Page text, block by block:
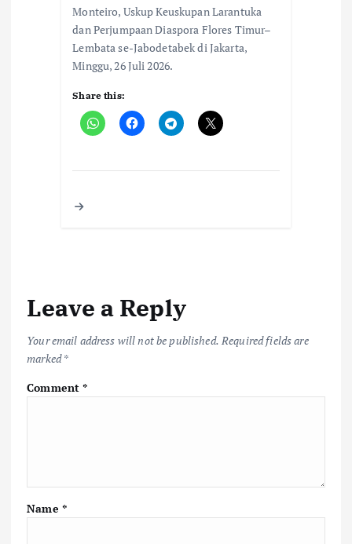
Monteiro, Uskup Keuskupan Larantuka
dan Perjumpaan Diaspora Flores Timur–
Lembata se-Jabodetabek di Jakarta,
Minggu, 26 Juli 2026.
Share this:
Leave a Reply
Your email address will not be published. Required fields are
marked*
Comment*
Name *